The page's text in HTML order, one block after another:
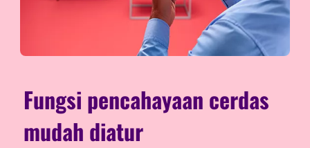
Fungsi pencahayaan cerdas
mudah diatur